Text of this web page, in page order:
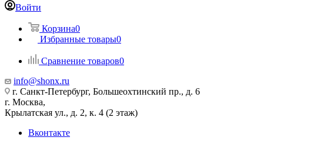
Войти
Корзина0
Избранные товары0
Сравнение товаров0
info@shonx.ru
г. Санкт-Петербург, Большеохтинский пр., д. 6
г. Москва,
Крылатская ул., д. 2, к. 4 (2 этаж)
Вконтакте